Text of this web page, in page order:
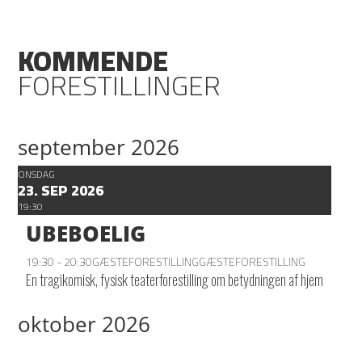
KOMMENDE
FORESTILLINGER
september 2026
ONSDAG
23. SEP 2026
19:30
UBEBOELIG
19:30 - 20:30GÆSTEFORESTILLINGGÆSTEFORESTILLING
En tragikomisk, fysisk teaterforestilling om betydningen af hjem
oktober 2026